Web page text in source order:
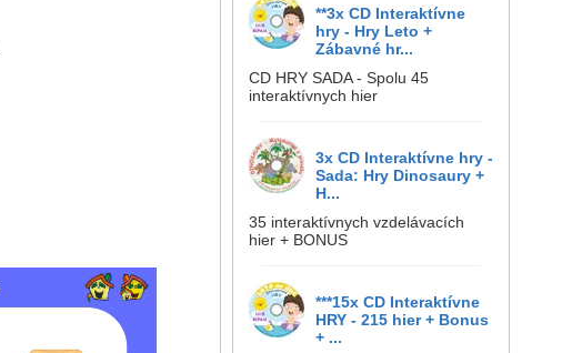
**3x CD Interaktívne
hry - Hry Leto +
Zábavné hr...
CD HRY SADA - Spolu 45
interaktívnych hier
3x CD Interaktívne hry -
Sada: Hry Dinosaury +
H...
35 interaktívnych vzdelávacích
hier + BONUS
***15x CD Interaktívne
HRY - 215 hier + Bonus
+ ...